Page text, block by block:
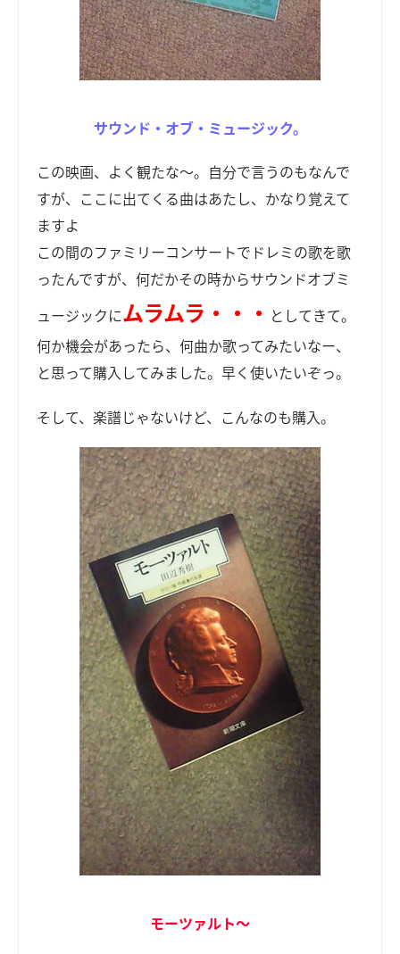
サウンド・オブ・ミュージック。
この映画、よく観たな～。自分で言うのもなんで
すが、ここに出てくる曲はあたし、かなり覚えて
ますよ
この間のファミリーコンサートでドレミの歌を歌
ったんですが、何だかその時からサウンドオブミ
ュージックにムラムラ・・・ としてきて。
何か機会があったら、何曲か歌ってみたいなー、
と思って購入してみました。早く使いたいぞっ。
そして、楽譜じゃないけど、こんなのも購入。
モーツァルト～